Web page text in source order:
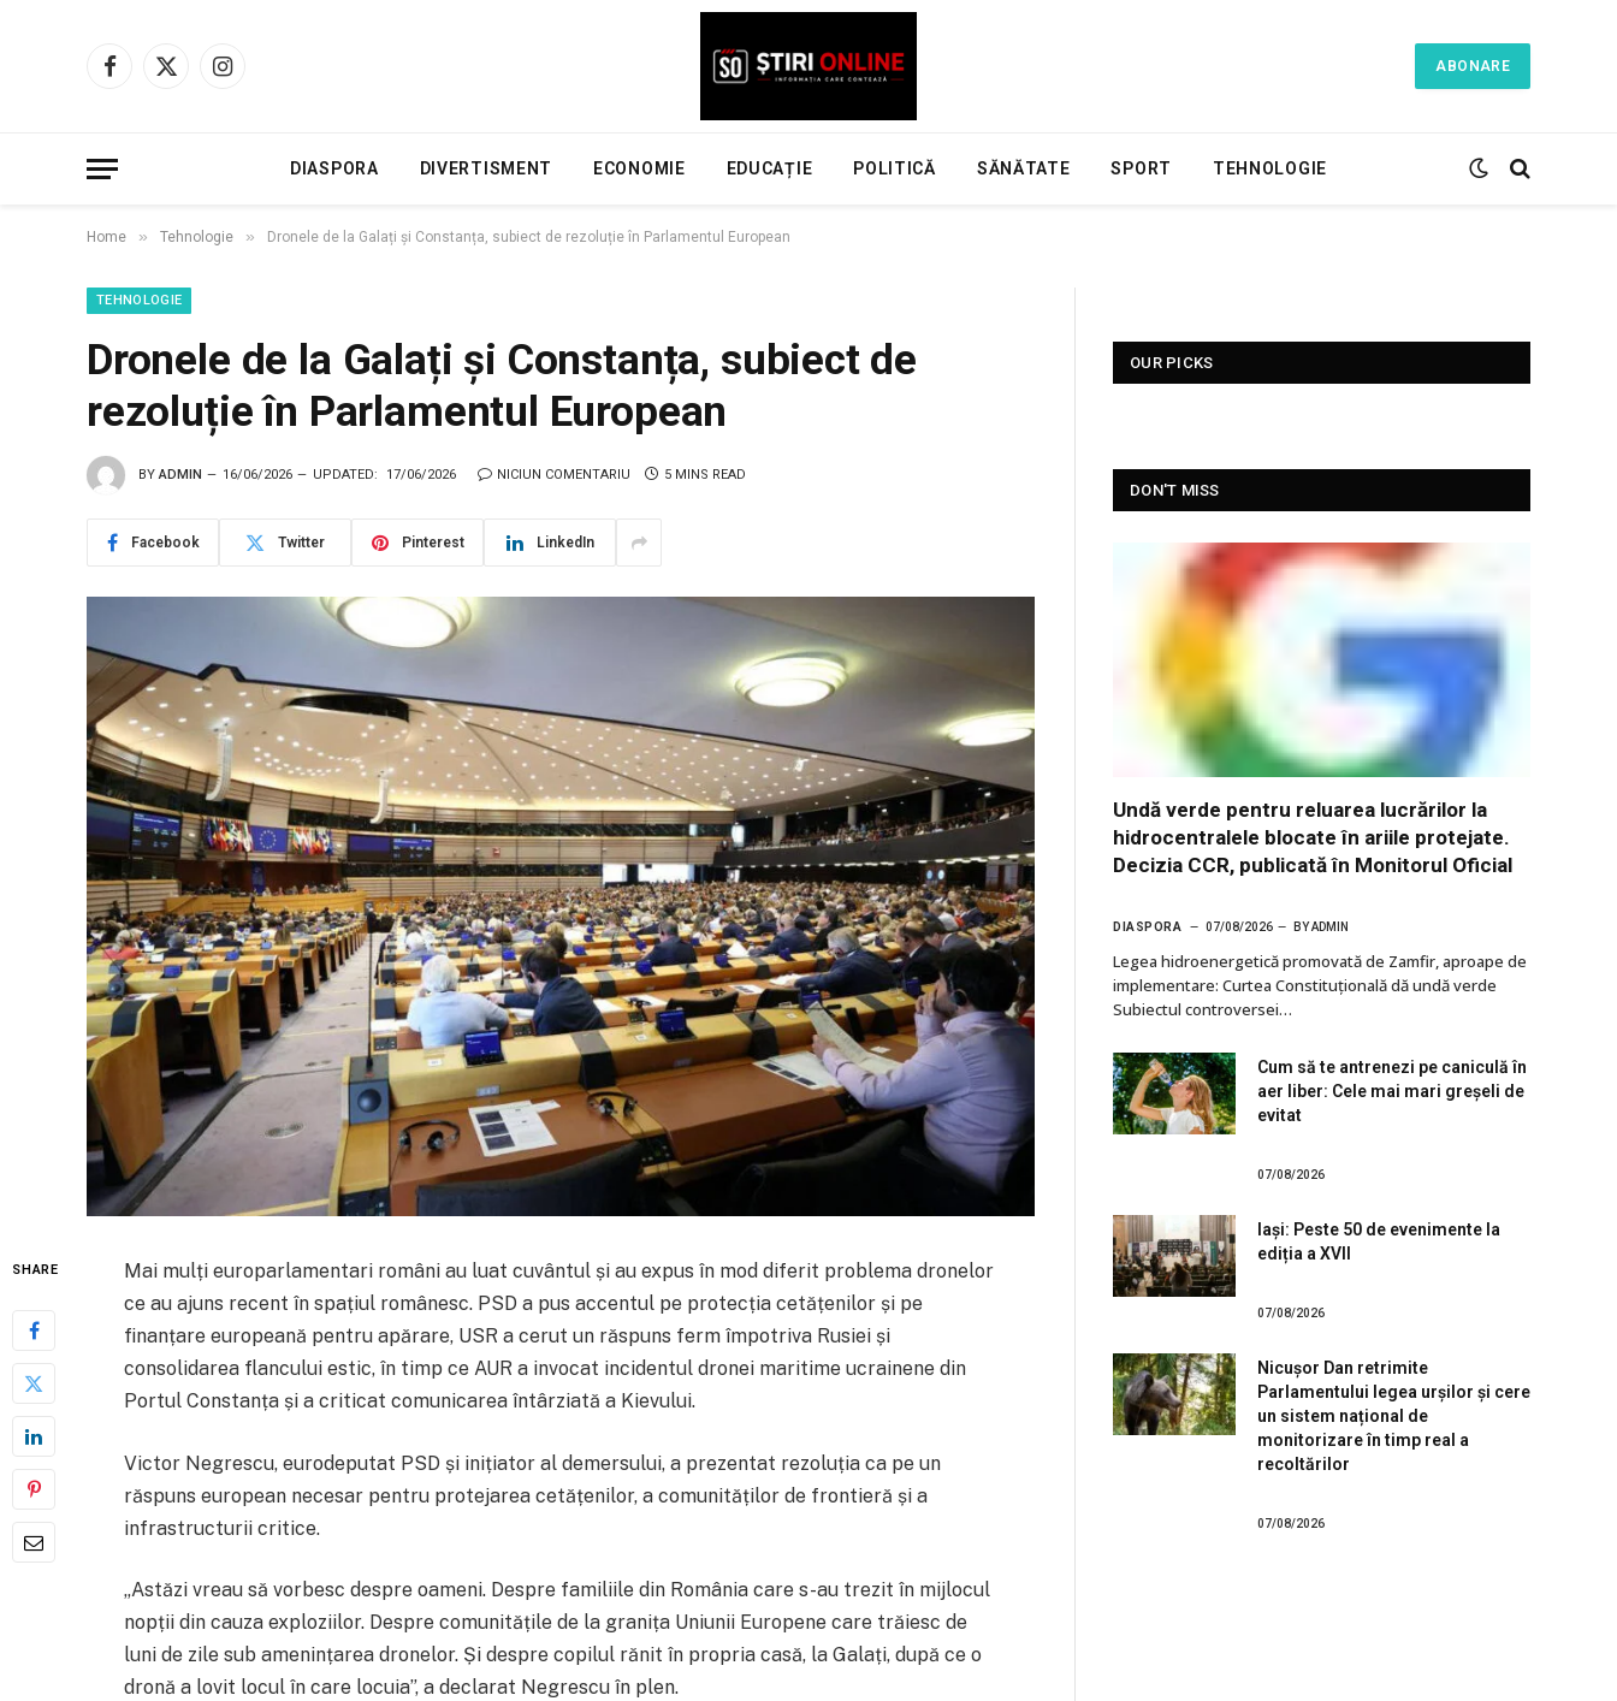
Facebook
X
Instagram
ABONARE
DIASPORA DIVERTISMENT ECONOMIE EDUCAȚIE POLITICĂ SĂNĂTATE SPORT TEHNOLOGIE
Home » Tehnologie » Dronele de la Galați și Constanța, subiect de rezoluție în Parlamentul European
TEHNOLOGIE
Dronele de la Galați și Constanța, subiect de
rezoluție în Parlamentul European
BY ADMIN 16/06/2026 UPDATED: 17/06/2026 NICIUN COMENTARIU 5 MINS READ
Facebook Twitter Pinterest LinkedIn
SHARE
Mai mulți europarlamentari români au luat cuvântul și au expus în mod diferit problema dronelor
ce au ajuns recent în spațiul românesc. PSD a pus accentul pe protecția cetățenilor și pe
finanțare europeană pentru apărare, USR a cerut un răspuns ferm împotriva Rusiei și
consolidarea flancului estic, în timp ce AUR a invocat incidentul dronei maritime ucrainene din
Portul Constanța și a criticat comunicarea întârziată a Kievului.
Victor Negrescu, eurodeputat PSD și inițiator al demersului, a prezentat rezoluția ca pe un
răspuns european necesar pentru protejarea cetățenilor, a comunităților de frontieră și a
infrastructurii critice.
„Astăzi vreau să vorbesc despre oameni. Despre familiile din România care s-au trezit în mijlocul
nopții din cauza exploziilor. Despre comunitățile de la granița Uniunii Europene care trăiesc de
luni de zile sub amenințarea dronelor. Și despre copilul rănit în propria casă, la Galați, după ce o
dronă a lovit locul în care locuia”, a declarat Negrescu în plen.
OUR PICKS
DON'T MISS
Undă verde pentru reluarea lucrărilor la
hidrocentralele blocate în ariile protejate.
Decizia CCR, publicată în Monitorul Oficial
DIASPORA 07/08/2026 BYADMIN
Legea hidroenergetică promovată de Zamfir, aproape de
implementare: Curtea Constituțională dă undă verde
Subiectul controversei…
Cum să te antrenezi pe caniculă în
aer liber: Cele mai mari greșeli de
evitat
07/08/2026
Iași: Peste 50 de evenimente la
ediția a XVII
07/08/2026
Nicușor Dan retrimite
Parlamentului legea urșilor și cere
un sistem național de
monitorizare în timp real a
recoltărilor
07/08/2026